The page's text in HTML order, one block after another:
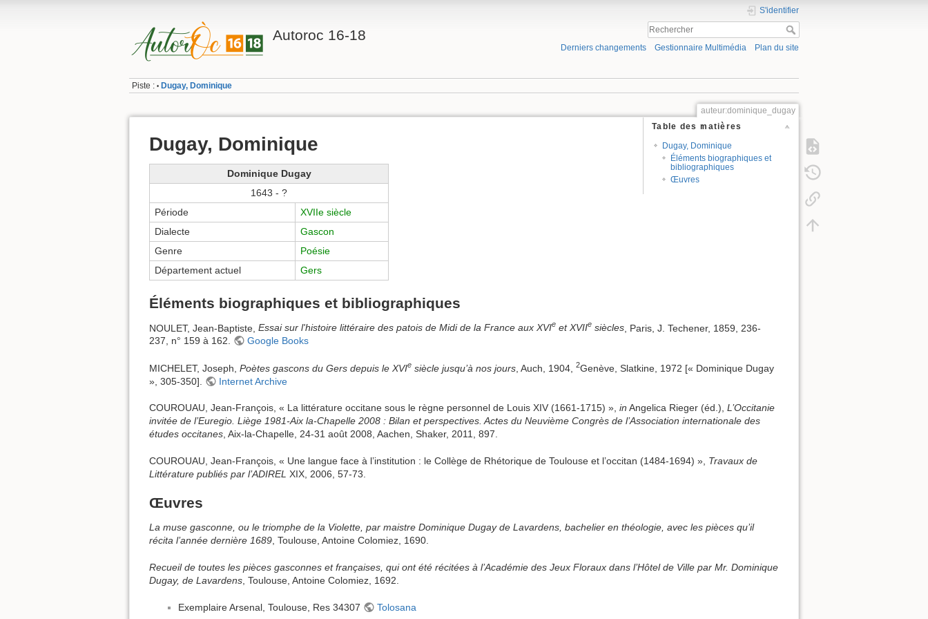
Autoroc 16-18
S'identifier
Derniers changements Gestionnaire Multimédia Plan du site
Piste : • Dugay, Dominique
auteur:dominique_dugay
Table des matières
Dugay, Dominique
Éléments biographiques et
bibliographiques
Œuvres
Dugay, Dominique
Dominique Dugay
1643 - ?
Période
XVIIe siècle
Dialecte
Gascon
Genre
Poésie
Département actuel
Gers
Éléments biographiques et bibliographiques
NOULET, Jean-Baptiste, Essai sur l'histoire littéraire des patois de Midi de la France aux XVIe et XVIIe siècles , Paris, J. Techener, 1859, 236-
237, n° 159 à 162.
Google Books
MICHELET, Joseph, Poètes gascons du Gers depuis le XVIe siècle jusqu’à nos jours , Auch, 1904, 2Genève, Slatkine, 1972 [« Dominique Dugay
», 305-350].
Internet Archive
COUROUAU, Jean-François, « La littérature occitane sous le règne personnel de Louis XIV (1661-1715) », in Angelica Rieger (éd.), L’Occitanie
invitée de l’Euregio. Liège 1981-Aix la-Chapelle 2008 : Bilan et perspectives. Actes du Neuvième Congrès de l’Association internationale des
études occitanes, Aix-la-Chapelle, 24-31 août 2008, Aachen, Shaker, 2011, 897.
COUROUAU, Jean-François, « Une langue face à l’institution : le Collège de Rhétorique de Toulouse et l’occitan (1484-1694) », Travaux de
Littérature publiés par l’ADIREL XIX, 2006, 57-73.
Œuvres
La muse gasconne, ou le triomphe de la Violette, par maistre Dominique Dugay de Lavardens, bachelier en théologie, avec les pièces qu’il
récita l’année dernière 1689, Toulouse, Antoine Colomiez, 1690.
Recueil de toutes les pièces gasconnes et françaises, qui ont été récitées à l’Académie des Jeux Floraux dans l’Hôtel de Ville par Mr. Dominique
Dugay, de Lavardens , Toulouse, Antoine Colomiez, 1692.
Exemplaire Arsenal, Toulouse, Res 34307 Tolosana